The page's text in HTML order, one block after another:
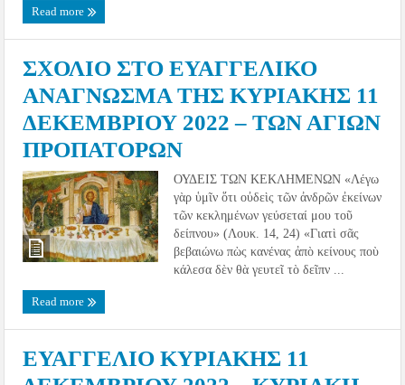
Read more
ΣΧΟΛΙΟ ΣΤΟ ΕΥΑΓΓΕΛΙΚΟ
ΑΝΑΓΝΩΣΜΑ ΤΗΣ ΚΥΡΙΑΚΗΣ 11
ΔΕΚΕΜΒΡΙΟΥ 2022 – ΤΩΝ ΑΓΙΩΝ
ΠΡΟΠΑΤΟΡΩΝ
ΟΥΔΕΙΣ ΤΩΝ ΚΕΚΛΗΜΕΝΩΝ «Λέγω
γὰρ ὑμῖν ὅτι οὐδεὶς τῶν ἀνδρῶν ἐκείνων
τῶν κεκλημένων γεύσεταί μου τοῦ
δείπνου» (Λουκ. 14, 24) «Γιατὶ σᾶς
βεβαιώνω πὼς κανένας ἀπὸ κείνους ποὺ
κάλεσα δὲν θὰ γευτεῖ τὸ δεῖπν ...
Read more
ΕΥΑΓΓΕΛΙΟ ΚΥΡΙΑΚΗΣ 11